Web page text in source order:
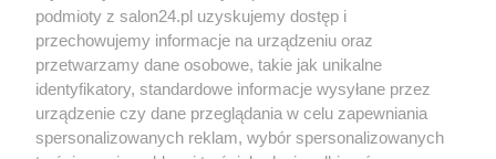
Społeczeństwo
Kultura
podmioty z salon24.pl uzyskujemy dostęp i
przechowujemy informacje na urządzeniu oraz
przetwarzamy dane osobowe, takie jak unikalne
identyfikatory, standardowe informacje wysyłane przez
urządzenie czy dane przeglądania w celu zapewniania
spersonalizowanych reklam, wybór spersonalizowanych